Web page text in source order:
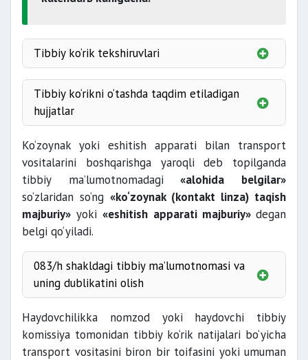
Tibbiy ko‘rik tekshiruvlari
EKG
flyuorografik
qo‘shimcha
ravishda
o‘tishlari talab etilmaydi
Tibbiy ko‘rikni o‘tashda taqdim etiladigan
hujjatlar
Ko‘zoynak yoki eshitish apparati bilan transport
vositalarini boshqarishga yaroqli deb topilganda
tibbiy ma’lumotnomadagi«alohida belgilar»
so‘zlaridan so‘ng «ko‘zoynak (kontakt linza) taqish
majburiy» yoki«eshitish apparati majburiy»degan
belgi qo‘yiladi.
083/h shakldagi tibbiy ma’lumotnomasi va
uning dublikatini olish
muddatgacha
Haydovchilikka nomzod yoki haydovchi tibbiy
komissiya tomonidan tibbiy ko‘rik natijalari bo‘yicha
transport vositasini biron bir toifasini yoki umuman